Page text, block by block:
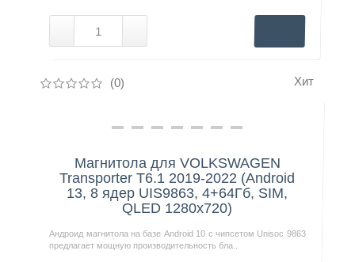
(0) Хит
Нашли дешевле?
Магнитола для VOLKSWAGEN
Transporter T6.1 2019-2022 (Android
13, 8 ядер UIS9863, 4+64Гб, SIM,
QLED 1280x720)
Андроид магнитола на базе Android 10 с чипсетом Unisoc 9863
предлагает мощную производительность бла..